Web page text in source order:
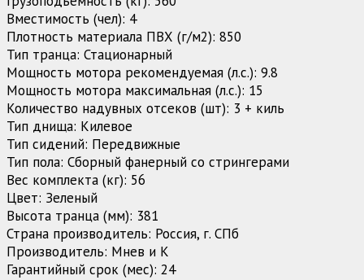
Вместимость (чел): 4
Плотность материала ПВХ (г/м2): 850
Тип транца: Стационарный
Мощность мотора рекомендуемая (л.с.): 9.8
Мощность мотора максимальная (л.с.): 15
Количество надувных отсеков (шт): 3 + киль
Тип днища: Килевое
Тип сидений: Передвижные
Тип пола: Сборный фанерный со стрингерами
Вес комплекта (кг): 56
Цвет: Зеленый
Высота транца (мм): 381
Страна производитель: Россия, г. СПб
Производитель: Мнев и К
Гарантийный срок (мес): 24